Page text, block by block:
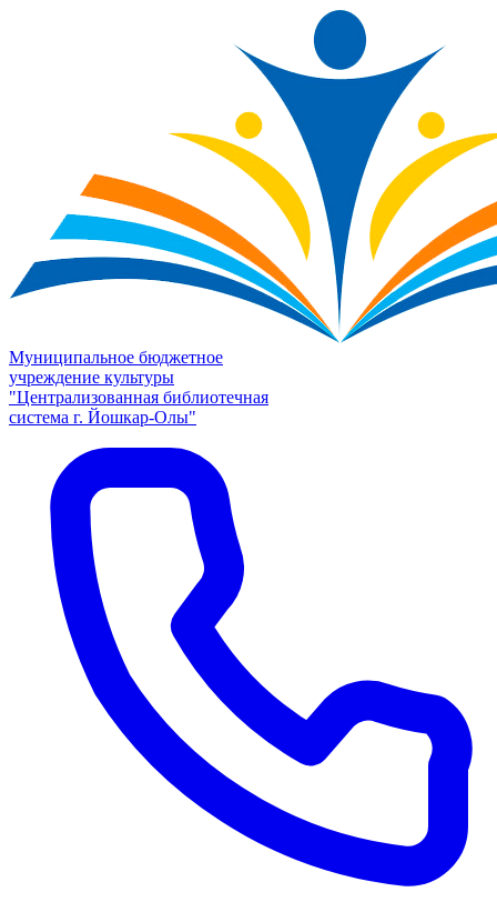
Муниципальное бюджетное
учреждение культуры
"Централизованная библиотечная
система г. Йошкар-Олы"